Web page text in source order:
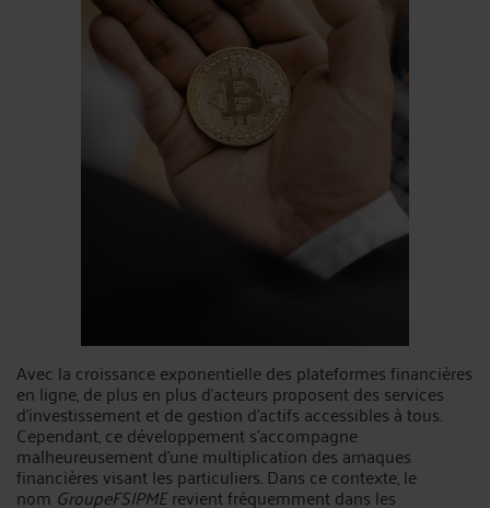
Avec la croissance exponentielle des plateformes financières
en ligne, de plus en plus d’acteurs proposent des services
d’investissement et de gestion d’actifs accessibles à tous.
Cependant, ce développement s’accompagne
malheureusement d'une multiplication des arnaques
financières visant les particuliers. Dans ce contexte, le
nom GroupeFSIPMErevient fréquemment dans les